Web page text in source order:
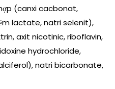
(canxi cacbonat,
lactate, natri selenit),
axit nicotinic, riboflavin,
hydrochloride,
natri bicarbonate,